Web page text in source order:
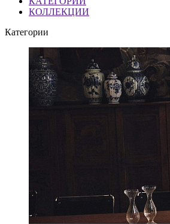
КОЛЛЕКЦИИ
Категории